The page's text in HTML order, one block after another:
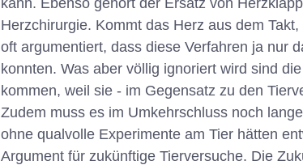
Herzchirurgie. Kommt das Herz aus dem
oft argumentiert, dass diese Verfahren ja nur
konnten. Was aber völlig ignoriert wird sind
kommen, weil sie - im Gegensatz zu den
Zudem muss es im Umkehrschluss noch
ohne qualvolle Experimente am Tier hätten
Argument für zukünftige Tierversuche. Die